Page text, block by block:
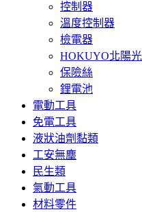
控制器
溫度控制器
檢電器
HOKUYO北陽
保險絲
鋰電池
電動工具
免電工具
液狀油劑黏類
工安無塵
民生類
氣動工具
材料零件